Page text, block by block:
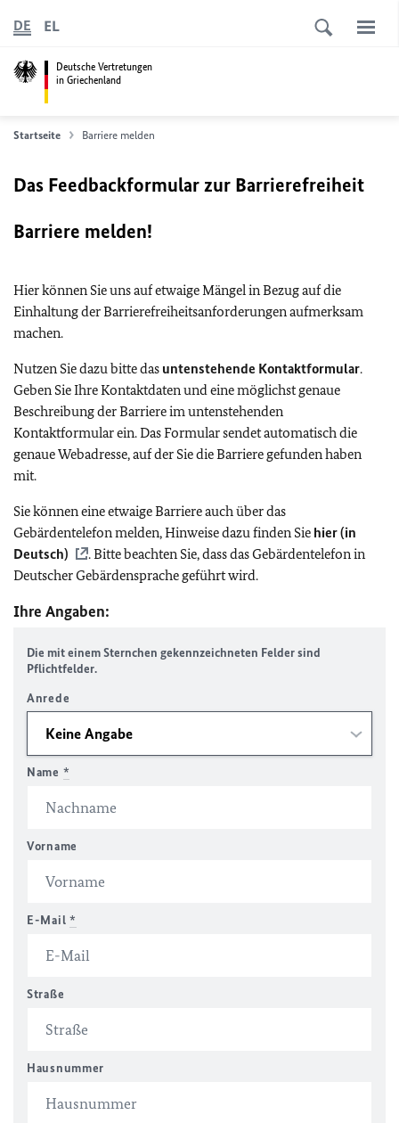
Deutsche Vertretungen
in Griechenland
DE EL
Startseite Barriere melden
Das Feedbackformular zur Barrierefreiheit
Barriere melden!
Hier können Sie uns auf etwaige Mängel in Bezug auf die
Einhaltung der Barrierefreiheitsanforderungen aufmerksam
machen.
Nutzen Sie dazu bitte das untenstehende Kontaktformular.
Geben Sie Ihre Kontaktdaten und eine möglichst genaue
Beschreibung der Barriere im untenstehenden
Kontaktformular ein. Das Formular sendet automatisch die
genaue Webadresse, auf der Sie die Barriere gefunden haben
mit.
Sie können eine etwaige Barriere auch über das
Gebärdentelefon melden, Hinweise dazu finden Sie hier (in
Deutsch)
. Bitte beachten Sie, dass das Gebärdentelefon in
Deutscher Gebärdensprache geführt wird.
Ihre Angaben:
Die mit einem Sternchen gekennzeichneten Felder sind
Pflichtfelder.
Anrede
Name *
Vorname
E-Mail *
Straße
Hausnummer